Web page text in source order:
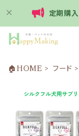
定期購
🏠HOME フード